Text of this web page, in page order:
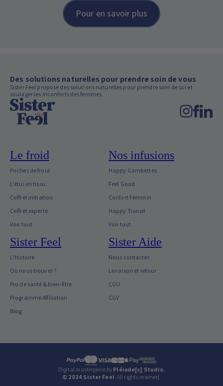
Pour en savoir plus
Des solutions naturelles pour prendre soin de vous
Sister Feel propose des solutions naturelles pour prendre soin de soi et
soulager les inconforts des femmes.
Le froid
Poches de froid
L'étui en tissu
Coffret initiation
Coffret experte
Voir tout
Nos infusions
Happy Gambettes
Feel Good
Confort Féminin
Happy Transit
Voir tout
Sister Feel
L’histoire
Où nous trouver ?
Pro de santé & bien-être
Programme Affiliation
Blog
Sister Aide
Nous contacter
Livraison et retour
CGU
CGV
Digital masterpiece by Pléiade[s] Studio.
© 2024 Sister Feel. All rights reserved.